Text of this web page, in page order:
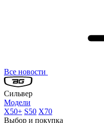
Все новости
Сильвер
Модели
X50+ S50 X70
Выбор и покупка